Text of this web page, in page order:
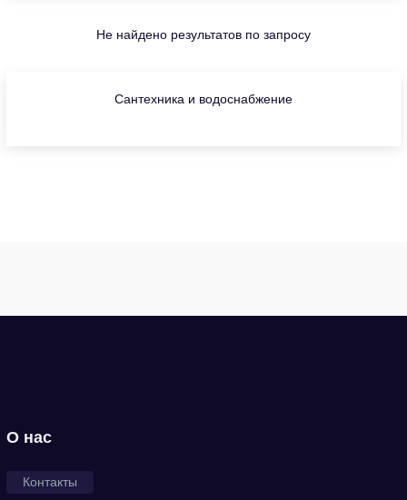
Не найдено результатов по запросу
Сантехника и водоснабжение
О нас
Контакты